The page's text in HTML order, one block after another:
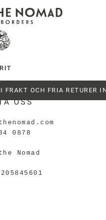
OCH FRIA RETURER
OSS
0878
Nomad